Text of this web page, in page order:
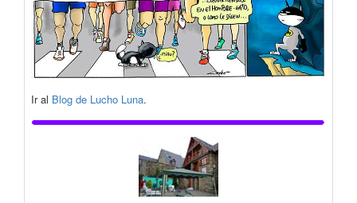
Ir al Blog de Lucho Luna.